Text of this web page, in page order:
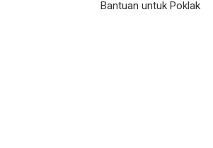
Bantuan untuk Poklak